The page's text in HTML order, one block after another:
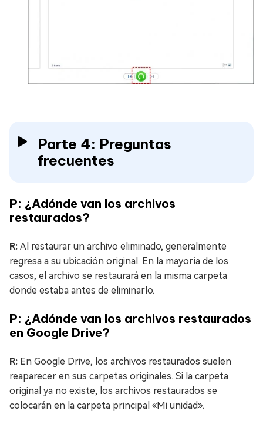
Parte 4: Preguntas
frecuentes
P: ¿Adónde van los archivos
restaurados?
R: Al restaurar un archivo eliminado, generalmente
regresa a su ubicación original. En la mayoría de los
casos, el archivo se restaurará en la misma carpeta
donde estaba antes de eliminarlo.
P: ¿Adónde van los archivos restaurados
en Google Drive?
R: En Google Drive, los archivos restaurados suelen
reaparecer en sus carpetas originales. Si la carpeta
original ya no existe, los archivos restaurados se
colocarán en la carpeta principal «Mi unidad».